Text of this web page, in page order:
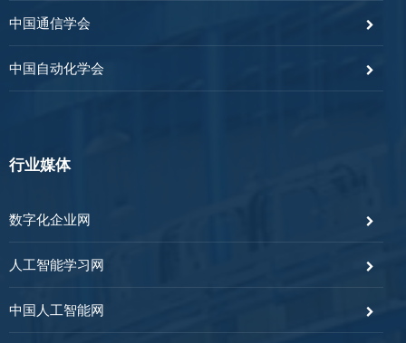
中国通信学会
中国自动化学会
行业媒体
数字化企业网
人工智能学习网
中国人工智能网